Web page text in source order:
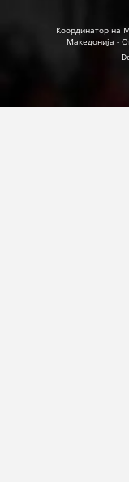
Координатор на
Македонија -